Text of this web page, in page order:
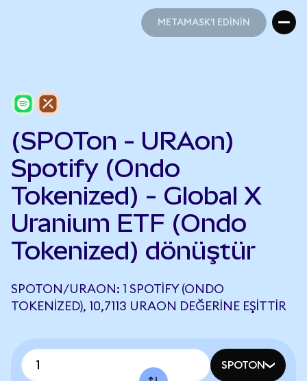
METAMASK'I EDİNİN
(SPOTon - URAon)
Spotify (Ondo
Tokenized) - Global X
Uranium ETF (Ondo
Tokenized) dönüştür
SPOTON/URAON: 1 SPOTIFY (ONDO
TOKENIZED), 10,7113 URAON DEĞERINE EŞITTIR
SPOTON